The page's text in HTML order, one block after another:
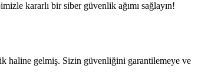
kararlı bir siber güvenlik ağımı sağlayın!
haline gelmiş. Sizin güvenliğini garantilemeye ve